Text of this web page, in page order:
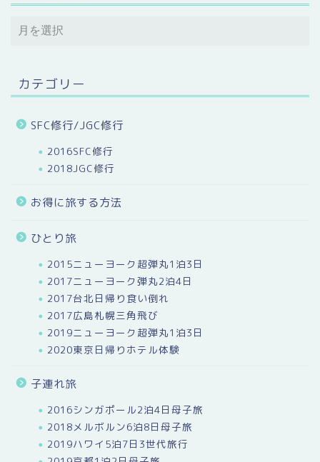
カテゴリー
SFC修行/JGC修行
2016SFC修行
2018JGC修行
お得に旅する方法
ひとり旅
2015ニューヨーク超弾丸1泊3日
2017ニューヨーク弾丸2泊4日
2017台北日帰り食い倒れ
2017広島札幌三角飛び
2019ニューヨーク超弾丸1泊3日
2020東京日帰りホテル体験
子連れ旅
2016シンガポール2泊4日母子旅
2018メルボルン6泊8日母子旅
2019ハワイ5泊7日3世代旅行